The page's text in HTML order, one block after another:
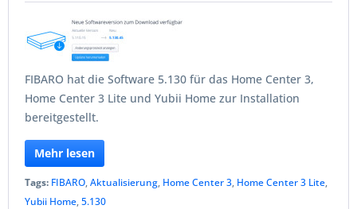
FIBARO hat die Software 5.130 für das Home Center 3,
Home Center 3 Lite und Yubii Home zur Installation
bereitgestellt.
Mehr lesen
Tags: FIBARO,Aktualisierung, Home Center 3, Home Center 3 Lite,
Yubii Home,5.130